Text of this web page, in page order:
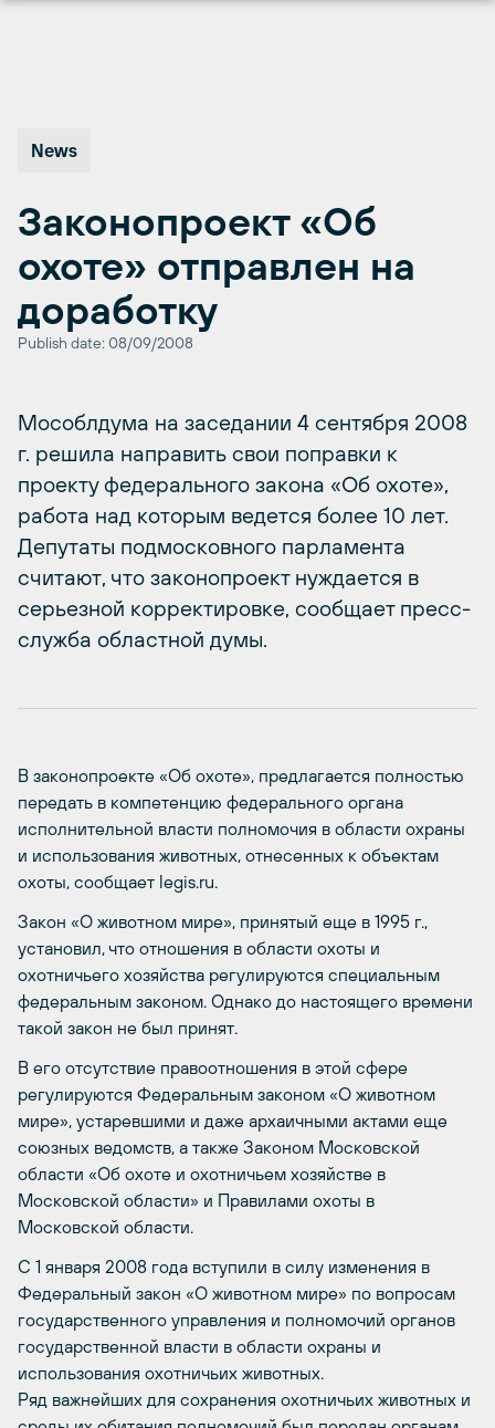
News
Законопроект «Об
охоте» отправлен на
доработку
Publish date: 08/09/2008
Мособлдума на заседании 4 сентября 2008
г. решила направить свои поправки к
проекту федерального закона «Об охоте»,
работа над которым ведется более 10 лет.
Депутаты подмосковного парламента
считают, что законопроект нуждается в
серьезной корректировке, сообщает пресс-
служба областной думы.
В законопроекте «Об охоте», предлагается полностью
передать в компетенцию федерального органа
исполнительной власти полномочия в области охраны
и использования животных, отнесенных к объектам
охоты, сообщает legis.ru.
Закон «О животном мире», принятый еще в 1995 г.,
установил, что отношения в области охоты и
охотничьего хозяйства регулируются специальным
федеральным законом. Однако до настоящего времени
такой закон не был принят.
В его отсутствие правоотношения в этой сфере
регулируются Федеральным законом «О животном
мире», устаревшими и даже архаичными актами еще
союзных ведомств, а также Законом Московской
области «Об охоте и охотничьем хозяйстве в
Московской области» и Правилами охоты в
Московской области.
С 1 января 2008 года вступили в силу изменения в
Федеральный закон «О животном мире» по вопросам
государственного управления и полномочий органов
государственной власти в области охраны и
использования охотничьих животных.
Ряд важнейших для сохранения охотничьих животных и